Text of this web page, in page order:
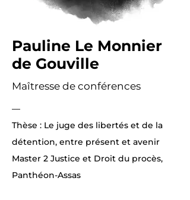
Pauline Le Monnier
de Gouville
Maîtresse de conférences
—
Thèse : Le juge des libertés et de la
détention, entre présent et avenir
Master 2 Justice et Droit du procès,
Panthéon-Assas